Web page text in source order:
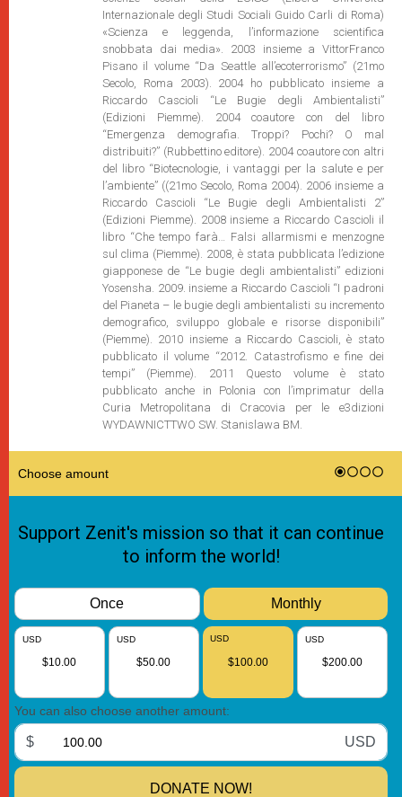
Internazionale degli Studi Sociali Guido Carli di Roma)
«Scienza e leggenda, l’informazione scientifica
snobbata dai media». 2003 insieme a VittorFranco
Pisano il volume “Da Seattle all’ecoterrorismo” (21mo
Secolo, Roma 2003). 2004 ho pubblicato insieme a
Riccardo Cascioli “Le Bugie degli Ambientalisti”
(Edizioni Piemme). 2004 coautore con del libro
“Emergenza demografia. Troppi? Pochi? O mal
distribuiti?” (Rubbettino editore). 2004 coautore con altri
del libro “Biotecnologie, i vantaggi per la salute e per
l’ambiente” ((21mo Secolo, Roma 2004). 2006 insieme a
Riccardo Cascioli “Le Bugie degli Ambientalisti 2”
(Edizioni Piemme). 2008 insieme a Riccardo Cascioli il
libro “Che tempo farà… Falsi allarmismi e menzogne
sul clima (Piemme). 2008, è stata pubblicata l’edizione
giapponese de “Le bugie degli ambientalisti” edizioni
Yosensha. 2009. insieme a Riccardo Cascioli “I padroni
del Pianeta – le bugie degli ambientalisti su incremento
demografico, sviluppo globale e risorse disponibili”
(Piemme). 2010 insieme a Riccardo Cascioli, è stato
pubblicato il volume “2012. Catastrofismo e fine dei
tempi” (Piemme). 2011 Questo volume è stato
pubblicato anche in Polonia con l’imprimatur della
Curia Metropolitana di Cracovia per le e3dizioni
WYDAWNICTTWO SW. Stanislawa BM.